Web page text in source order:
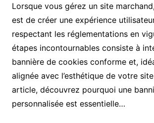
Lorsque vous gérez un site
est de créer une expérience
respectant les réglementations en
étapes incontournables consiste à
bannière de cookies conforme et,
alignée avec l’esthétique de votre
article, découvrez pourquoi une
personnalisée est essentielle…